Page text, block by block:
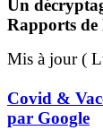
Un
Rapports de
Mis à jour (
Covid &
par Google